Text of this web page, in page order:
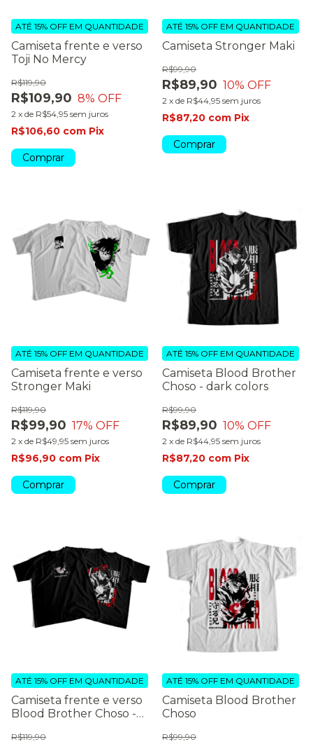
Camiseta frente e verso
Toji No Mercy
R$109,90
R$119,90
8% OFF
2 x de R$54,95 sem juros
ATÉ 15% OFF EM QUANTIDADE
R$106,60 com Pix
Comprar
Camiseta Stronger Maki
R$89,90
R$99,90
10% OFF
2 x de R$44,95 sem juros
ATÉ 15% OFF EM QUANTIDADE
R$87,20 com Pix
Comprar
Camiseta frente e verso
Stronger Maki
R$99,90
R$119,90
17% OFF
2 x de R$49,95 sem juros
ATÉ 15% OFF EM QUANTIDADE
R$96,90 com Pix
Comprar
Camiseta Blood Brother
Choso - dark colors
R$89,90
R$99,90
10% OFF
2 x de R$44,95 sem juros
ATÉ 15% OFF EM QUANTIDADE
R$87,20 com Pix
Comprar
Camiseta frente e verso
Blood Brother Choso -
R$119,90
ATÉ 15% OFF EM QUANTIDADE
Camiseta Blood Brother
Choso
R$99,90
ATÉ 15% OFF EM QUANTIDADE